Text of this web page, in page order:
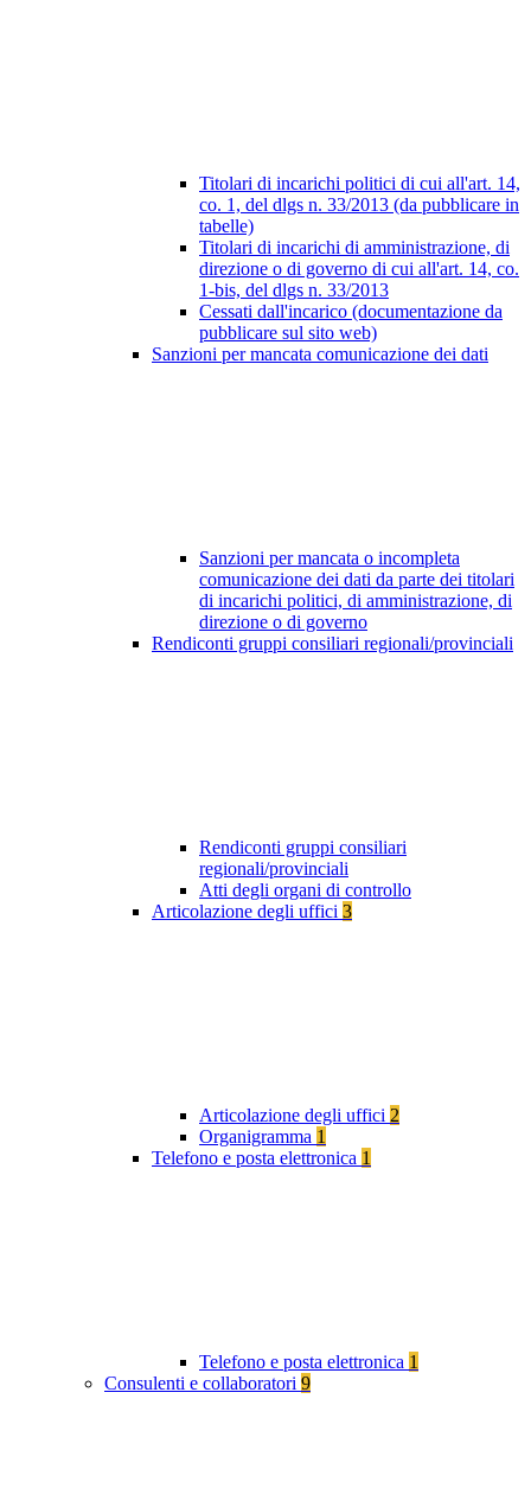
Titolari di incarichi politici di cui all'art. 14,
co. 1, del dlgs n. 33/2013 (da pubblicare in
tabelle)
Titolari di incarichi di amministrazione, di
direzione o di governo di cui all'art. 14, co.
1-bis, del dlgs n. 33/2013
Cessati dall'incarico (documentazione da
pubblicare sul sito web)
Sanzioni per mancata comunicazione dei dati
Sanzioni per mancata o incompleta
comunicazione dei dati da parte dei titolari
di incarichi politici, di amministrazione, di
direzione o di governo
Rendiconti gruppi consiliari regionali/provinciali
Rendiconti gruppi consiliari
regionali/provinciali
Atti degli organi di controllo
Articolazione degli uffici 3
Articolazione degli uffici 2
Organigramma 1
Telefono e posta elettronica 1
Telefono e posta elettronica 1
Consulenti e collaboratori 9